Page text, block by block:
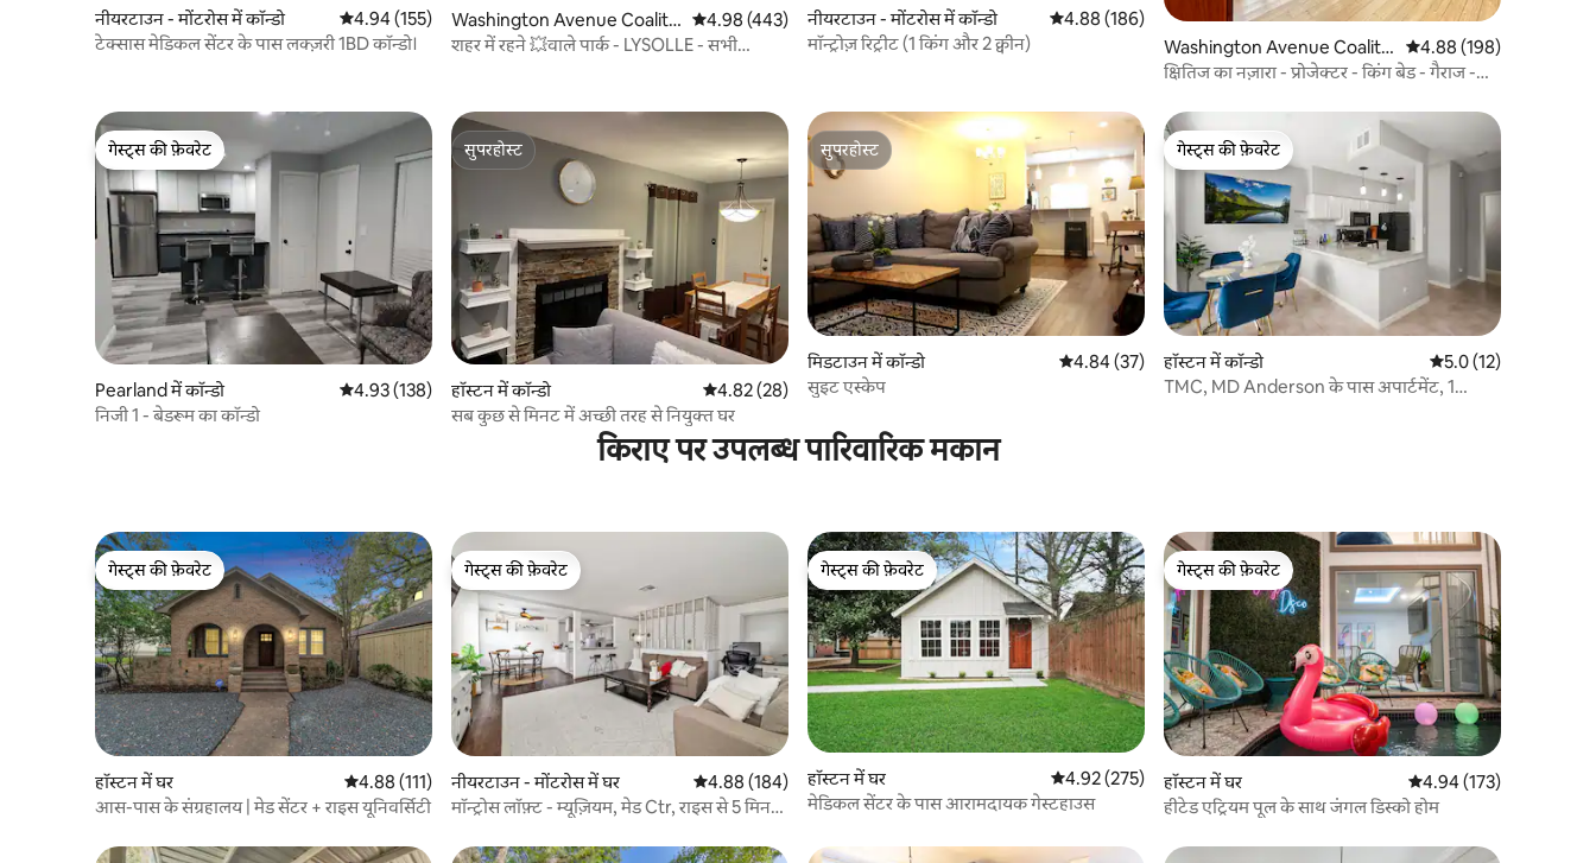
नीयरटाउन - मोंटरोस में कॉन्डो औसत रेटिंग 5 में से 4.94, 155 समीक्षाएँ
4.94 (155)
टेक्सास मेडिकल सेंटर के पास लक्ज़री 1BD कॉन्डो।
Washington Avenue Coalitio
n / Memorial Park में कॉन्डो
औसत रेटिंग 5 में से 4.98, 443 समीक्षाएँ
4.98 (443)
शहर में रहने 💥वाले पार्क - LYSOLLE - सभी
नीयरटाउन - मोंटरोस में कॉन्डो औसत रेटिंग 5 में से 4.88, 186 समीक्षाएँ
4.88 (186)
मॉन्ट्रोज़ रिट्रीट (1 किंग और 2 क्वीन)
Washington Avenue Coalitio
n / Memorial Park में कॉन्डो
औसत रेटिंग 5 में से 4.88,
4.88 (198)
क्षितिज का नज़ारा - प्रोजेक्टर - किंग बेड - गैराज -
गेस्ट्स की फ़ेवरेट
गेस्ट्स की फ़ेवरेट
Pearland में कॉन्डो औसत रेटिंग 5 में से 4.93, 138 समीक्षाएँ
4.93 (138)
निजी 1 - बेडरूम का कॉन्डो
सुपरहोस्ट
सुपरहोस्ट
हॉस्टन में कॉन्डो औसत रेटिंग 5 में से 4.82, 28 समीक्षाएँ
4.82 (28)
सब कुछ से मिनट में अच्छी तरह से नियुक्त घर
सुपरहोस्ट
सुपरहोस्ट
मिडटाउन में कॉन्डो औसत रेटिंग 5 में से 4.84, 37 समीक्षाएँ
4.84 (37)
सुइट एस्केप
गेस्ट्स की फ़ेवरेट
गेस्ट्स की फ़ेवरेट
हॉस्टन में कॉन्डो औसत रेटिंग 5 में से 5.0,
5.0 (12)
TMC, MD Anderson के पास अपार्टमेंट, 1
किराए पर उपलब्ध पारिवारिक मकान
गेस्ट्स की फ़ेवरेट
गेस्ट्स की फ़ेवरेट
हॉस्टन में घर औसत रेटिंग 5 में से 4.88, 111 समीक्षाएँ
4.88 (111)
आस-पास के संग्रहालय | मेड सेंटर + राइस यूनिवर्सिटी
गेस्ट्स की फ़ेवरेट
गेस्ट्स की फ़ेवरेट
नीयरटाउन - मोंटरोस में घर औसत रेटिंग 5 में से 4.88, 184 समीक्षाएँ
4.88 (184)
मॉन्ट्रोस लॉफ़्ट - म्यूज़ियम, मेड Ctr, राइस से 5 मिनट
गेस्ट्स की फ़ेवरेट
गेस्ट्स की फ़ेवरेट
हॉस्टन में घर औसत रेटिंग 5 में से 4.92, 275 समीक्षाएँ
4.92 (275)
मेडिकल सेंटर के पास आरामदायक गेस्टहाउस
गेस्ट्स की फ़ेवरेट
गेस्ट्स की फ़ेवरेट
हॉस्टन में घर औसत रेटिंग 5 में से 4.94,
4.94 (173)
हीटेड एट्रियम पूल के साथ जंगल डिस्को होम